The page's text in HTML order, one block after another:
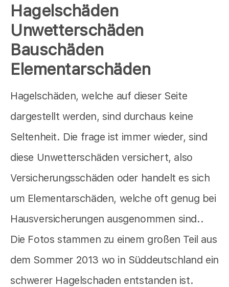
Hagelschäden
Unwetterschäden
Bauschäden
Elementarschäden
Hagelschäden, welche auf dieser Seite
dargestellt werden, sind durchaus keine
Seltenheit. Die frage ist immer wieder, sind
diese Unwetterschäden versichert, also
Versicherungsschäden oder handelt es sich
um Elementarschäden, welche oft genug bei
Hausversicherungen ausgenommen sind..
Die Fotos stammen zu einem großen Teil aus
dem Sommer 2013 wo in Süddeutschland ein
schwerer Hagelschaden entstanden ist.